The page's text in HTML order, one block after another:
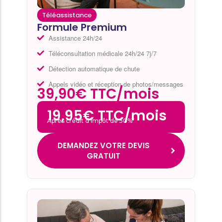
Téléassistance
Formule Premium
Assistance 24h/24
Téléconsultation médicale 24h/24 7j/7
Détection automatique de chute
Appels vidéo et réception de photos/messages
39,90€ TTC/mois
19,95€ TTC/mois
Après crédit d’impôt de 50%*
DEMANDEZ VOTRE DEVIS
GRATUIT